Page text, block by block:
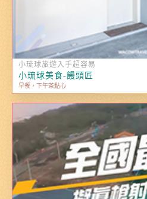
小琉球旅遊入手超容易
小琉球美食-饅頭匠
早餐，下午茶點心